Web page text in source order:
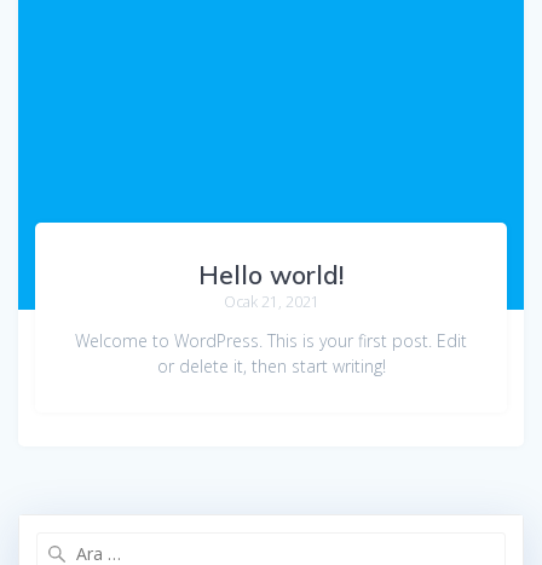
Hello world!
Ocak 21, 2021
Welcome to WordPress. This is your first post. Edit
or delete it, then start writing!